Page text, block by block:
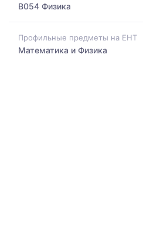
B054 Физика
Профильные предметы на ЕНТ
Математика и Физика